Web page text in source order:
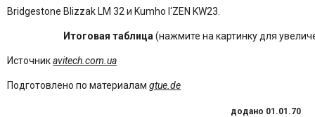
Bridgestone Blizzak LM 32 и Kumho I‘ZEN KW23
Итоговая таблица (нажмите на картинку для
Источникavitech.com.ua
Подготовлено по материалам gtue.de
додано 01.01.70